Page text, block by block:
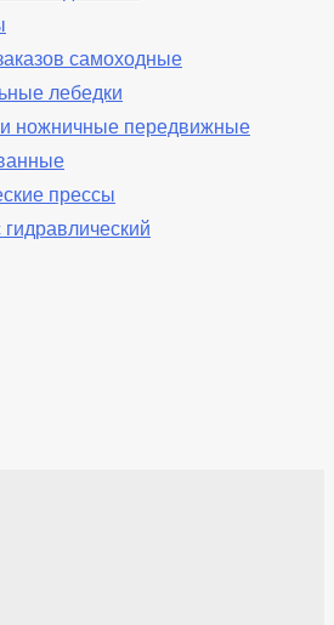
самоходные
лебедки
ножничные передвижные
прессы